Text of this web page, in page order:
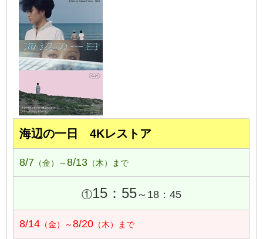
海辺の一日 4Kレストア
8/7 （金）～8/13 （木）まで
①15：55～18：45
8/14 （金）～8/20 （木）まで